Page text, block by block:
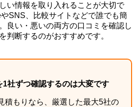
い情報を取り入れることが大切で
SNS、比較サイトなどで誰でも簡
良い・悪いの両方の口コミを確認し
判断するのがおすすめです。
1社ずつ確認するのは大変です
積もりなら、厳選した最大5社の